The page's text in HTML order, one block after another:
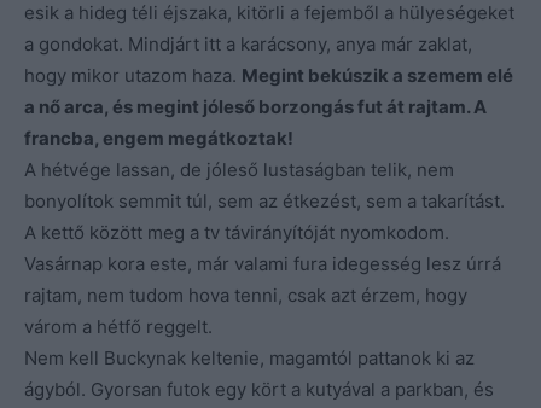
esik a hideg téli éjszaka, kitörli a fejemből a hülyeségeket
a gondokat. Mindjárt itt a karácsony, anya már zaklat,
hogy mikor utazom haza. Megint bekúszik a szemem elé
a nő arca, és megint jóleső borzongás fut át rajtam. A
francba, engem megátkoztak!
A hétvége lassan, de jóleső lustaságban telik, nem
bonyolítok semmit túl, sem az étkezést, sem a takarítást.
A kettő között meg a tv távirányítóját nyomkodom.
Vasárnap kora este, már valami fura idegesség lesz úrrá
rajtam, nem tudom hova tenni, csak azt érzem, hogy
várom a hétfő reggelt.
Nem kell Buckynak keltenie, magamtól pattanok ki az
ágyból. Gyorsan futok egy kört a kutyával a parkban, és